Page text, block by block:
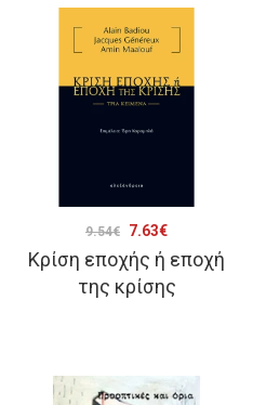
Κρίση εποχής ή εποχή
της κρίσης
9.54€
Original
price
was:
7.63€Η
τρέχουσα
τιμή